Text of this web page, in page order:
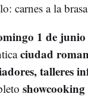
carnes a la
1 de junio
ciudad
talleres
showcooking